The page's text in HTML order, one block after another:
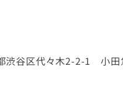
谷区代々木2-2-1 小田